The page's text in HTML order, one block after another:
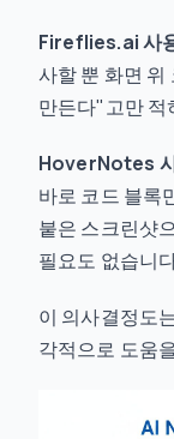
Fireflies.ai 사
사할 뿐 화면
만든다"고만 적
HoverNotes
바로 코드 블록
붙은 스크린샷
필요도 없습니
이 의사결정도
각적으로 도움